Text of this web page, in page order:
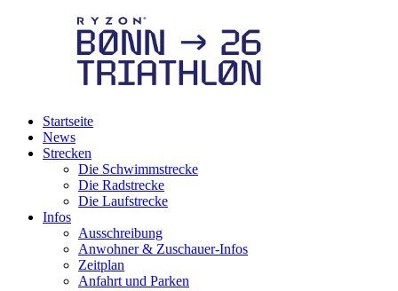
Startseite
News
Strecken
Die Schwimmstrecke
Die Radstrecke
Die Laufstrecke
Infos
Ausschreibung
Anwohner & Zuschauer-Infos
Zeitplan
Anfahrt und Parken